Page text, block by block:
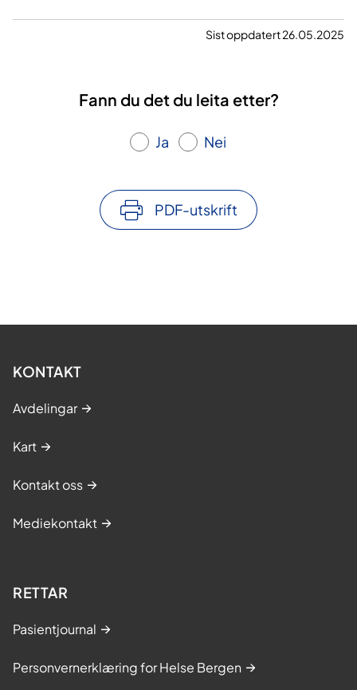
Sist oppdatert 26.05.2025
Fann du det du leita etter?
Ja Nei
PDF-utskrift
KONTAKT
Avdelingar
Kart
Kontakt oss
Mediekontakt
RETTAR
Pasientjournal
Personvernerklæring for Helse Bergen